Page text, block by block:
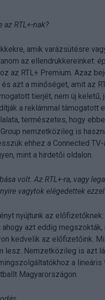
RTL+-nak?
amik varázsütésre
az ellendrukkereinket:
az RTL+ Premium. Azaz
azt a minőséget, amit az
tierjét, nem új
a reklámmal
természetes, hogy
nemzetközileg is
ehhez a Connected
mint a hirdetői oldalon.
volt. Az RTL+-ra, vagy
vagytok elégedettek
nyújtunk az
azt eddig
kedvelik az előfizetőink.
lesz. Nemzetközileg is azt
a
Magyarországon.